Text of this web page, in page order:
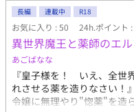
そう、妖怪である。 なん
えてやってきた。 男性妊娠
込みもの。 作者の性癖ご
なあという具合で、書いて
シュタルト崩壊中。 とある
りとりです。ギャグ風味
ひ、よしなに
長編 連載中 R18
お気に入り : 50 24h.ポイント :
異世界魔王と薬師のエ
あごばなな
『皇子様を！ いえ、全世
れさせる薬を造りなさい！
令嬢に無理やり"惚薬"を造